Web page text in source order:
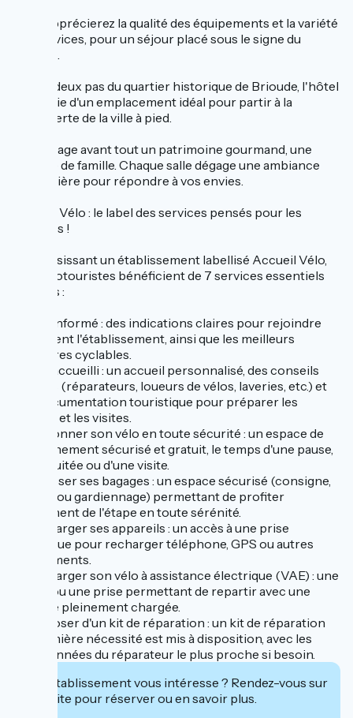
Vous apprécierez la qualité des équipements et la variété
des services, pour un séjour placé sous le signe du
confort.
Situé à deux pas du quartier historique de Brioude, l'hôtel
bénéficie d'un emplacement idéal pour partir à la
découverte de la ville à pied.
On partage avant tout un patrimoine gourmand, une
histoire de famille. Chaque salle dégage une ambiance
particulière pour répondre à vos envies.
Accueil Vélo : le label des services pensés pour les
cyclistes !
En choisissant un établissement labellisé Accueil Vélo,
les cyclotouristes bénéficient de 7 services essentiels
garantis :
➤ Être informé : des indications claires pour rejoindre
facilement l'établissement, ainsi que les meilleurs
itinéraires cyclables.
➤ Être accueilli : un accueil personnalisé, des conseils
adaptés (réparateurs, loueurs de vélos, laveries, etc.) et
une documentation touristique pour préparer les
balades et les visites.
➤ Stationner son vélo en toute sécurité : un espace de
stationnement sécurisé et gratuit, le temps d'une pause,
d'une nuitée ou d'une visite.
➤ Déposer ses bagages : un espace sécurisé (consigne,
casiers ou gardiennage) permettant de profiter
pleinement de l'étape en toute sérénité.
➤ Recharger ses appareils : un accès à une prise
électrique pour recharger téléphone, GPS ou autres
équipements.
➤ Recharger son vélo à assistance électrique (VAE) : une
borne ou une prise permettant de repartir avec une
batterie pleinement chargée.
➤ Disposer d'un kit de réparation : un kit de réparation
de première nécessité est mis à disposition, avec les
coordonnées du réparateur le plus proche si besoin.
Cet établissement vous intéresse ? Rendez-vous sur
leur site pour réserver ou en savoir plus.